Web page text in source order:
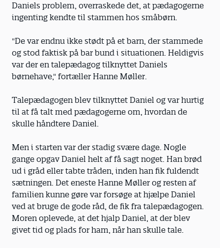
Daniels problem, overraskede det, at pædagogerne
ingenting kendte til stammen hos småbørn.
"De var endnu ikke stødt på et barn, der stammede
og stod faktisk på bar bund i situationen. Heldigvis
var der en talepædagog tilknyttet Daniels
børnehave," fortæller Hanne Møller.
Talepædagogen blev tilknyttet Daniel og var hurtig
til at få talt med pædagogerne om, hvordan de
skulle håndtere Daniel.
Men i starten var der stadig svære dage. Nogle
gange opgav Daniel helt af få sagt noget. Han brød
ud i gråd eller tabte tråden, inden han fik fuldendt
sætningen. Det eneste Hanne Møller og resten af
familien kunne gøre var forsøge at hjælpe Daniel
ved at bruge de gode råd, de fik fra talepædagogen.
Moren oplevede, at det hjalp Daniel, at der blev
givet tid og plads for ham, når han skulle tale.